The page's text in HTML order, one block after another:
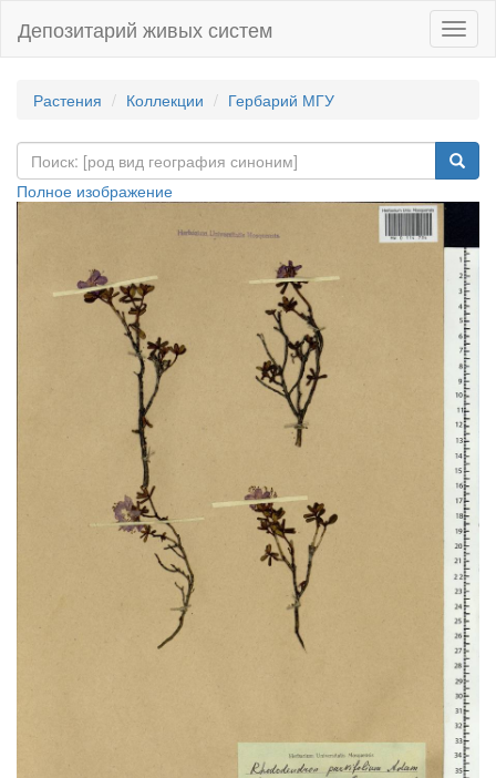
Депозитарий живых систем
Растения Коллекции Гербарий МГУ
Полное изображение